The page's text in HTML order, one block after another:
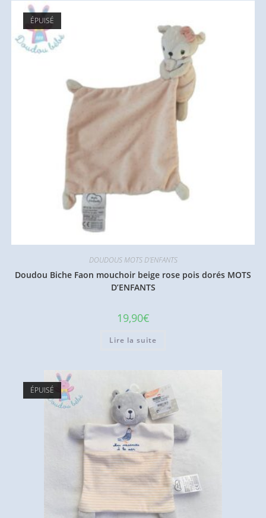
ÉPUISÉ
DOUDOUS MOTS D'ENFANTS
Doudou Biche Faon mouchoir beige rose pois dorés MOTS
D’ENFANTS
19,90€
Lire la suite
ÉPUISÉ